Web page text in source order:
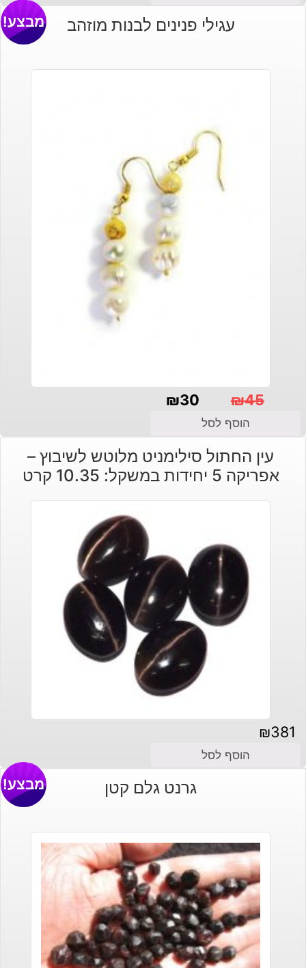
עגילי פנינים לבנות מוזהב מבצע!
₪45
המקורי
היה:
₪45.
₪30
הנוכחי
הוא:
₪30.
הוסף לסל
עין החתול סילימניט מלוטש לשיבוץ –
אפריקה 5 יחידות במשקל: 10.35 קרט
₪381
הוסף לסל
גרנט גלם קטן מבצע!